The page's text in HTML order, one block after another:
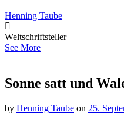
Henning Taube
Weltschriftsteller
See More
Sonne satt und
by Henning Taube on 25.